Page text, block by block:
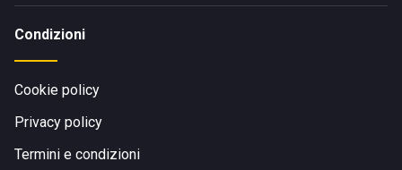
Condizioni
Cookie policy
Privacy policy
Termini e condizioni